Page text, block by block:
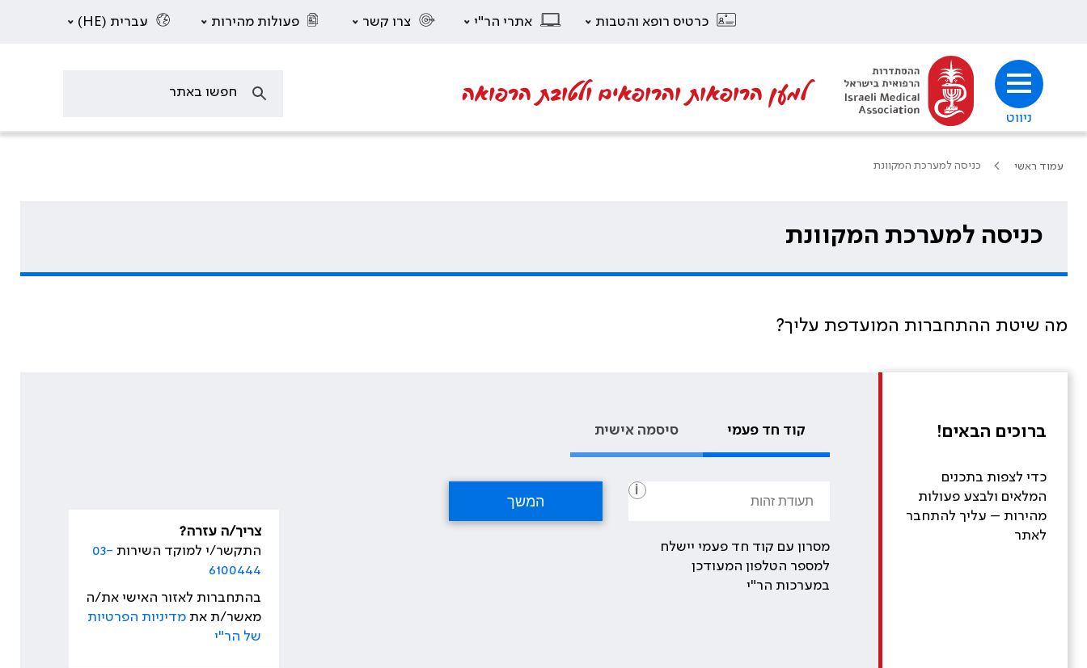
כרטיס רופא והטבות אתרי הר"י צרו קשר פעולות מהירות עברית (HE)
ניווט
למען הרופאות והרופאים ולטובת הרפואה
עמוד ראשי כניסה למערכת המקוונת
כניסה למערכת המקוונת
מה שיטת ההתחברות המועדפת עליך?
ברוכים הבאים!
כדי לצפות בתכנים
המלאים ולבצע פעולות
מהירות – עליך להתחבר
לאתר
קוד חד פעמי סיסמה אישית
i
מסרון עם קוד חד פעמי יישלח
למספר הטלפון המעודכן
במערכות הר"י
צריך/ה עזרה?
התקשר/י למוקד השירות 03-
6100444
בהתחברות לאזור האישי את/ה
מאשר/ת אתמדיניות הפרטיות
של הר"י